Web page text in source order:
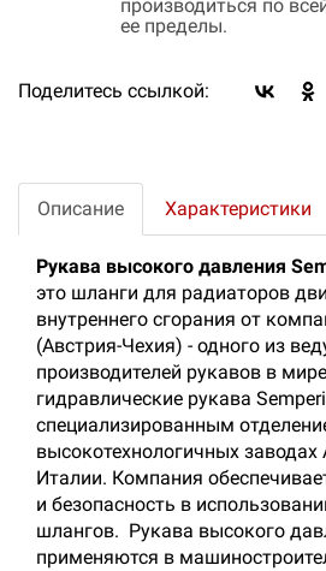
производиться по
ее пределы.
Поделитесь ссылкой:
Описание Характеристики
Рукава высокого давления
это шланги для радиаторов
внутреннего сгорания от
(Австрия-Чехия) - одного из
производителей рукавов в
гидравлические рукава
специализированным
высокотехнологичных заводах
Италии. Компания
и безопасность в
шлангов. Рукава высокого
применяются в